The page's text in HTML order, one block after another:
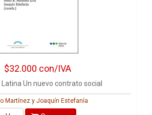
$32.000 con/IVA
Un nuevo contrato social
Martínez y Joaquín Estefanía